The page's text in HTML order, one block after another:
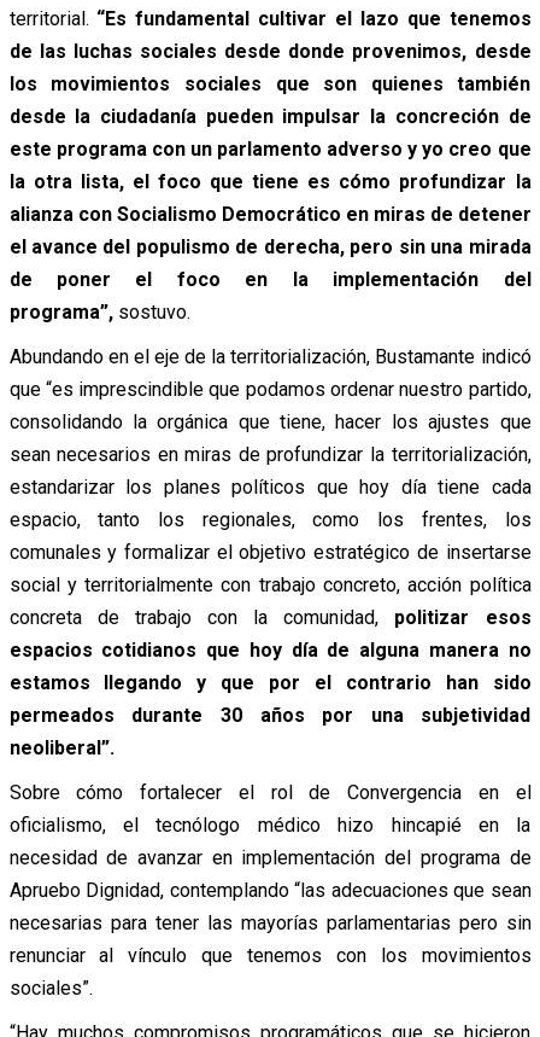
territorial. “Es fundamental cultivar el lazo que tenemos
de las luchas sociales desde donde provenimos, desde
los movimientos sociales que son quienes también
desde la ciudadanía pueden impulsar la concreción de
este programa con un parlamento adverso y yo creo que
la otra lista, el foco que tiene es cómo profundizar la
alianza con Socialismo Democrático en miras de detener
el avance del populismo de derecha, pero sin una mirada
de poner el foco en la implementación del
programa”, sostuvo.
Abundando en el eje de la territorialización, Bustamante indicó
que “es imprescindible que podamos ordenar nuestro partido,
consolidando la orgánica que tiene, hacer los ajustes que
sean necesarios en miras de profundizar la territorialización,
estandarizar los planes políticos que hoy día tiene cada
espacio, tanto los regionales, como los frentes, los
comunales y formalizar el objetivo estratégico de insertarse
social y territorialmente con trabajo concreto, acción política
concreta de trabajo con la comunidad, politizar esos
espacios cotidianos que hoy día de alguna manera no
estamos llegando y que por el contrario han sido
permeados durante 30 años por una subjetividad
neoliberal”.
Sobre cómo fortalecer el rol de Convergencia en el
oficialismo, el tecnólogo médico hizo hincapié en la
necesidad de avanzar en implementación del programa de
Apruebo Dignidad, contemplando “las adecuaciones que sean
necesarias para tener las mayorías parlamentarias pero sin
renunciar al vínculo que tenemos con los movimientos
sociales”.
“Hay muchos compromisos programáticos que se hicieron